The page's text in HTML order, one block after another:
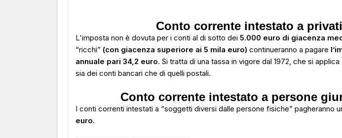
Conto corrente intestato a privati
L'imposta non è dovuta per i conti al di sotto dei 5.000 euro di giacenza
“ricchi” (con giacenza superiore ai 5 mila euro) continueranno a pagare
annuale pari 34,2 euro. Si tratta di una tassa in vigore dal 1972, che si
sia dei conti bancari che di quelli postali.
Conto corrente intestato a persone
I conti correnti intestati a “soggetti diversi dalle persone fisiche” pagheranno
euro.